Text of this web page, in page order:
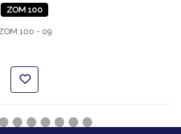
ZOM 100
100 - 09